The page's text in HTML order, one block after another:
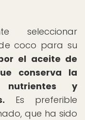
seleccionar
coco para su
el aceite de
conserva la
y
Es preferible
que ha sido